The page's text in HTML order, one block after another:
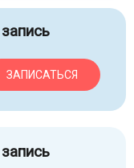
ЗАПИСАТЬСЯ